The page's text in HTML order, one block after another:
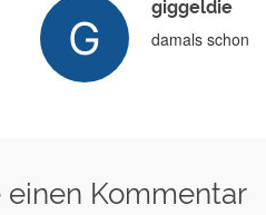
giggeldie
damals schon
einen Kommentar